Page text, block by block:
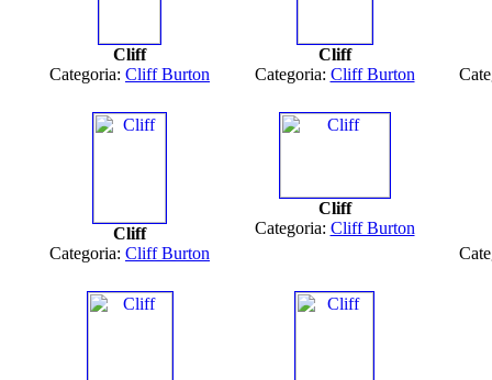
Cliff
Categoria: Cliff Burton
Cliff
Categoria: Cliff Burton
Cliff
Categoria: Cliff Burton
Cliff
Categoria: Cliff Burton